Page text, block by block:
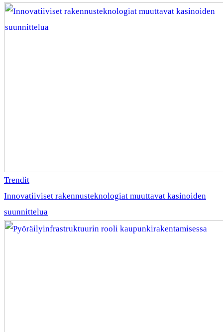
Trendit
Innovatiiviset rakennusteknologiat muuttavat kasinoiden
suunnittelua